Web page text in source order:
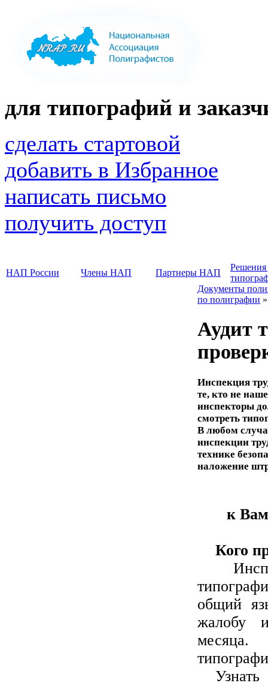
для типографий и
сделать стартовой
добавить в Избранное
написать письмо
получить доступ
НАП России Члены НАП Партнеры НАП
Решения
Документы
по полиграфии »
Аудит
Инспекция
те, кто не
инспекторы
смотреть
В любом
инспекции
технике
наложение
к
Кого
общий
жалобу
месяца.